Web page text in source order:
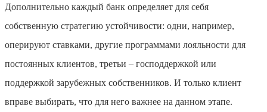
Дополнительно каждый банк определяет для себя
собственную стратегию устойчивости: одни, например,
оперируют ставками, другие программами лояльности для
постоянных клиентов, третьи – господдержкой или
поддержкой зарубежных собственников. И только клиент
вправе выбирать, что для него важнее на данном этапе.